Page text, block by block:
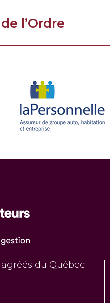
l’Ordre
du Québec